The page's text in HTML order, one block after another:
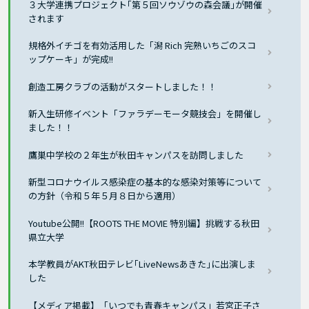
３大学連携プロジェクト｢第５回ソウゾウの森会議｣が開催
されます
規格外イチゴを有効活用した「潟 Rich 完熟いちごのスコ
ップケーキ」が完成!!
創造工房クラブの活動がスタートしました！！
新入生研修イベント「ファラデーモータ競技会」を開催し
ました！！
鷹巣中学校の２年生が秋田キャンパスを訪問しました
新型コロナウイルス感染症の基本的な感染対策等について
の方針（令和５年５月８日から適用）
Youtube公開!!【ROOTS THE MOVIE 特別編】挑戦する秋田
県立大学
本学教員がAKT秋田テレビ｢LiveNewsあきた｣に出演しま
した
【メディア掲載】「いつでも青春キャンパス」若宮正子さ